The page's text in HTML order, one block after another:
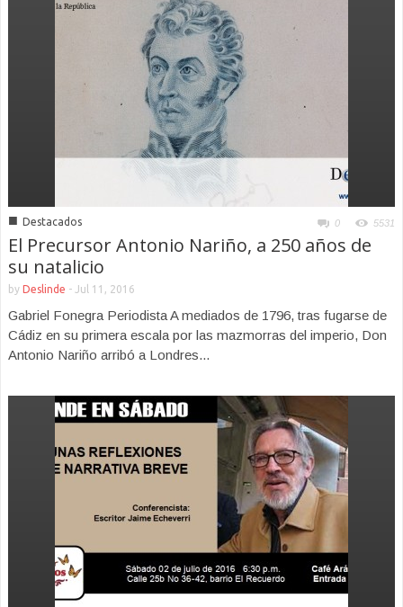
■ Destacados 0 5531
El Precursor Antonio Nariño, a 250 años de
su natalicio
by Deslinde - Jul 11, 2016
Gabriel Fonegra Periodista A mediados de 1796, tras fugarse de
Cádiz en su primera escala por las mazmorras del imperio, Don
Antonio Nariño arribó a Londres...